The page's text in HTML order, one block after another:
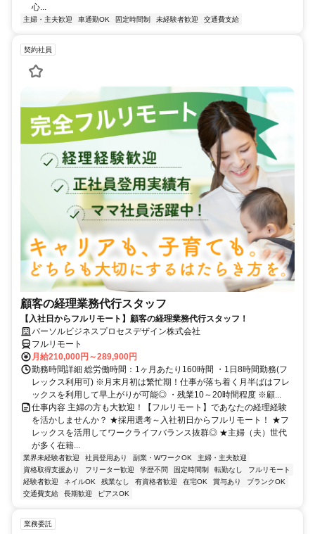
心...
主婦・主夫歓迎 車通勤OK 固定時間制 未経験者歓迎 交通費支給
契約社員
顧客の経理業務代行スタッフ
【入社日からフルリモート】顧客の経理業務代行スタッフ！
パーソルビジネスプロセスデザイン株式会社
フルリモート
月給210,000円～289,900円
勤務時間詳細 総労働時間：1ヶ月あたり160時間 ・1日8時間勤務(フ
レックス利用可) ※月末月初は繁忙期！仕事が落ち着く月半ばはフレ
ックスを利用して早上がりが可能◎ ・残業10～20時間程度 ※顧...
仕事内容 主婦の方も大歓迎！【フルリモート】であなたの経理経験
を活かしませんか？ ★採用選考～入社初日からフルリモート！ ★フ
レックスを活用してワークライフバランス抜群◎ ★主婦（夫）世代
が多く在籍...
業界未経験者歓迎 社員登用あり 副業・WワークOK
主婦・主夫歓迎
資格取得支援あり
フリーター歓迎 学歴不問 固定時間制 転勤なし
フルリモート
経験者歓迎
ネイルOK 残業なし 有資格者歓迎 在宅OK 賞与あり
ブランクOK
交通費支給
長期歓迎 ピアスOK
業務委託